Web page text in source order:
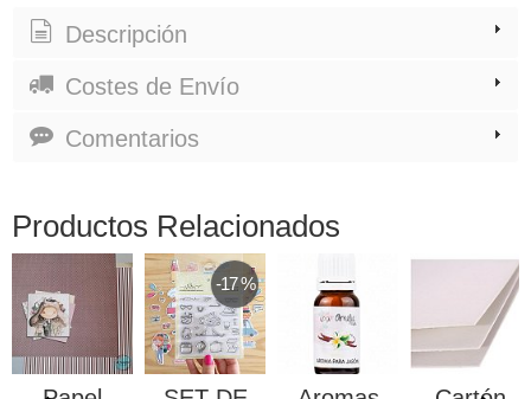
Descripción
Costes de Envío
Comentarios
Productos Relacionados
-17 %